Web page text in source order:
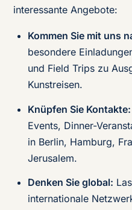
interessante Angebote:
Kommen Sie mit uns
besondere
und Field Trips zu
Kunstreisen.
Knüpfen Sie Kontakte:
Events, Dinner-
in Berlin, Hamburg,
Jerusalem.
Denken Sie global:
internationale